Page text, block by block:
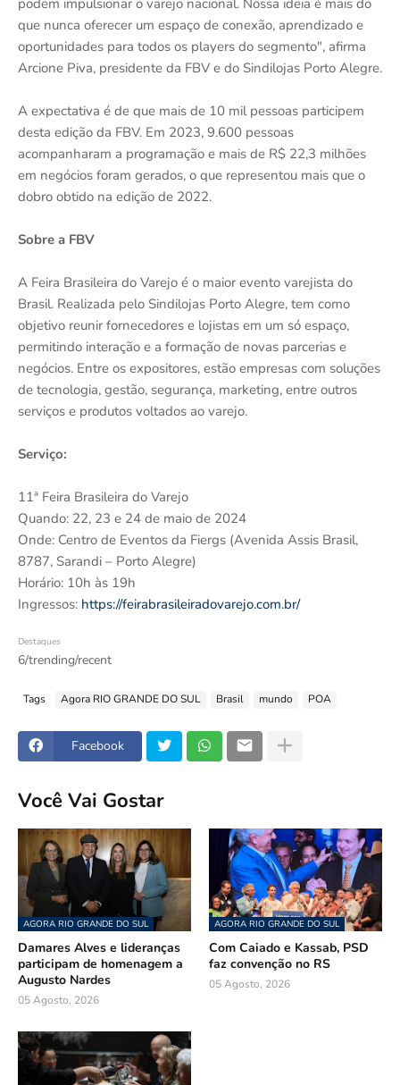
que nunca oferecer um espaço de conexão, aprendizado e
oportunidades para todos os players do segmento", afirma
Arcione Piva, presidente da FBV e do Sindilojas Porto Alegre.
A expectativa é de que mais de 10 mil pessoas participem
desta edição da FBV. Em 2023, 9.600 pessoas
acompanharam a programação e mais de R$ 22,3 milhões
em negócios foram gerados, o que representou mais que o
dobro obtido na edição de 2022.
Sobre a FBV
A Feira Brasileira do Varejo é o maior evento varejista do
Brasil. Realizada pelo Sindilojas Porto Alegre, tem como
objetivo reunir fornecedores e lojistas em um só espaço,
permitindo interação e a formação de novas parcerias e
negócios. Entre os expositores, estão empresas com soluções
de tecnologia, gestão, segurança, marketing, entre outros
serviços e produtos voltados ao varejo.
Serviço:
11ª Feira Brasileira do Varejo
Quando: 22, 23 e 24 de maio de 2024
Onde: Centro de Eventos da Fiergs (Avenida Assis Brasil,
8787, Sarandi – Porto Alegre)
Horário: 10h às 19h
Ingressos: https://feirabrasileiradovarejo.com.br/
Destaques
6/trending/recent
Tags Agora RIO GRANDE DO SUL Brasil mundo POA
Facebook
Você Vai Gostar
AGORA RIO GRANDE DO SUL
Damares Alves e lideranças
participam de homenagem a
Augusto Nardes
05 Agosto, 2026
AGORA RIO GRANDE DO SUL
Com Caiado e Kassab, PSD
faz convenção no RS
05 Agosto, 2026